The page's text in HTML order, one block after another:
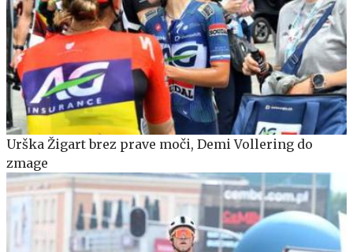
Urška Žigart brez prave moči, Demi Vollering do
zmage